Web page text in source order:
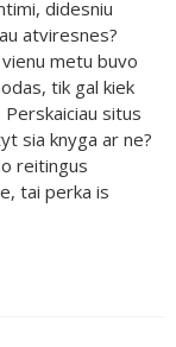
didesniu
atviresnes?
metu buvo
tik gal kiek
situs
sia knyga ar ne?
reitingus
tai perka is